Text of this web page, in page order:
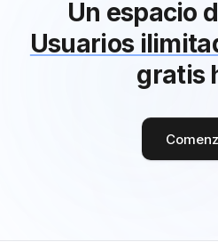
Un espacio
Usuarios
gratis